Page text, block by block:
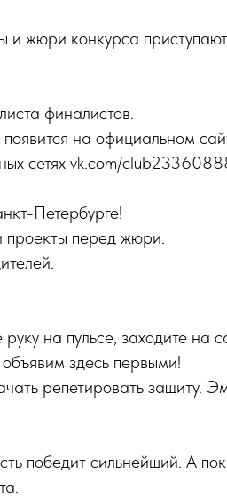
и жюри конкурса
финалистов.
появится на официальном
сетях vk.com/
Петербурге!
проекты перед жюри.
на пульсе, заходите на
здесь первыми!
репетировать защиту.
победит сильнейший. А